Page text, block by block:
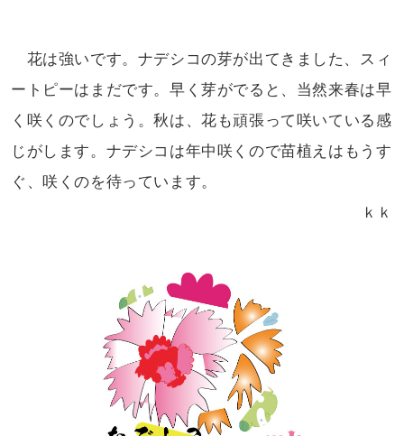
花は強いです。ナデシコの芽が出てきました、 スィ
ートピーはまだです。早く芽がでると、当然来春は早
く咲くのでしょう。秋は、花も頑張って咲いている感
じがします。ナデシコは年中咲くので苗植えはもうす
ぐ、咲くのを待っています。
ｋｋ